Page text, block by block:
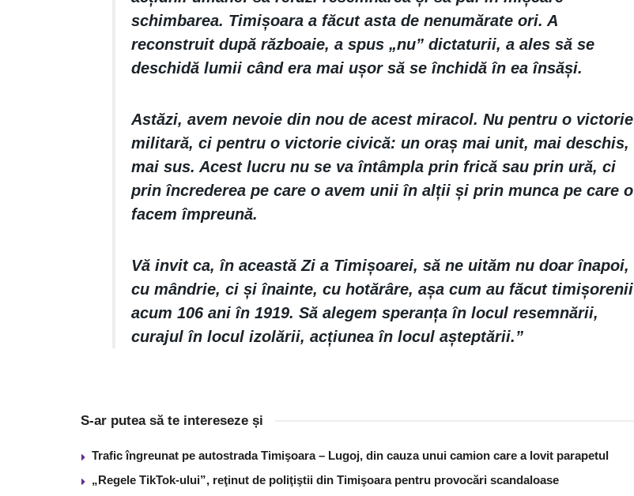
schimbarea. Timișoara a făcut asta de nenumărate ori. A
reconstruit după războaie, a spus „nu” dictaturii, a ales să se
deschidă lumii când era mai ușor să se închidă în ea însăși.
Astăzi, avem nevoie din nou de acest miracol. Nu pentru o victorie
militară, ci pentru o victorie civică: un oraș mai unit, mai deschis,
mai sus. Acest lucru nu se va întâmpla prin frică sau prin ură, ci
prin încrederea pe care o avem unii în alții și prin munca pe care o
facem împreună.
Vă invit ca, în această Zi a Timișoarei, să ne uităm nu doar înapoi,
cu mândrie, ci și înainte, cu hotărâre, așa cum au făcut timișorenii
acum 106 ani în 1919. Să alegem speranța în locul resemnării,
curajul în locul izolării, acțiunea în locul așteptării.”
S-ar putea să te intereseze și
Trafic îngreunat pe autostrada Timişoara – Lugoj, din cauza unui camion care a lovit parapetul
„Regele TikTok-ului”, reţinut de poliţiştii din Timişoara pentru provocări scandaloase